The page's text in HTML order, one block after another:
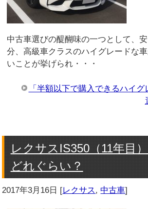
中古車選びの醍醐味の一つとして、
分、高級車クラスのハイグレードな
いことが挙げられ・・・
「半額以下で購入できるハイ
レクサスIS350（11年目
どれぐらい？
2017年3月16日 [レクサス, 中古車]